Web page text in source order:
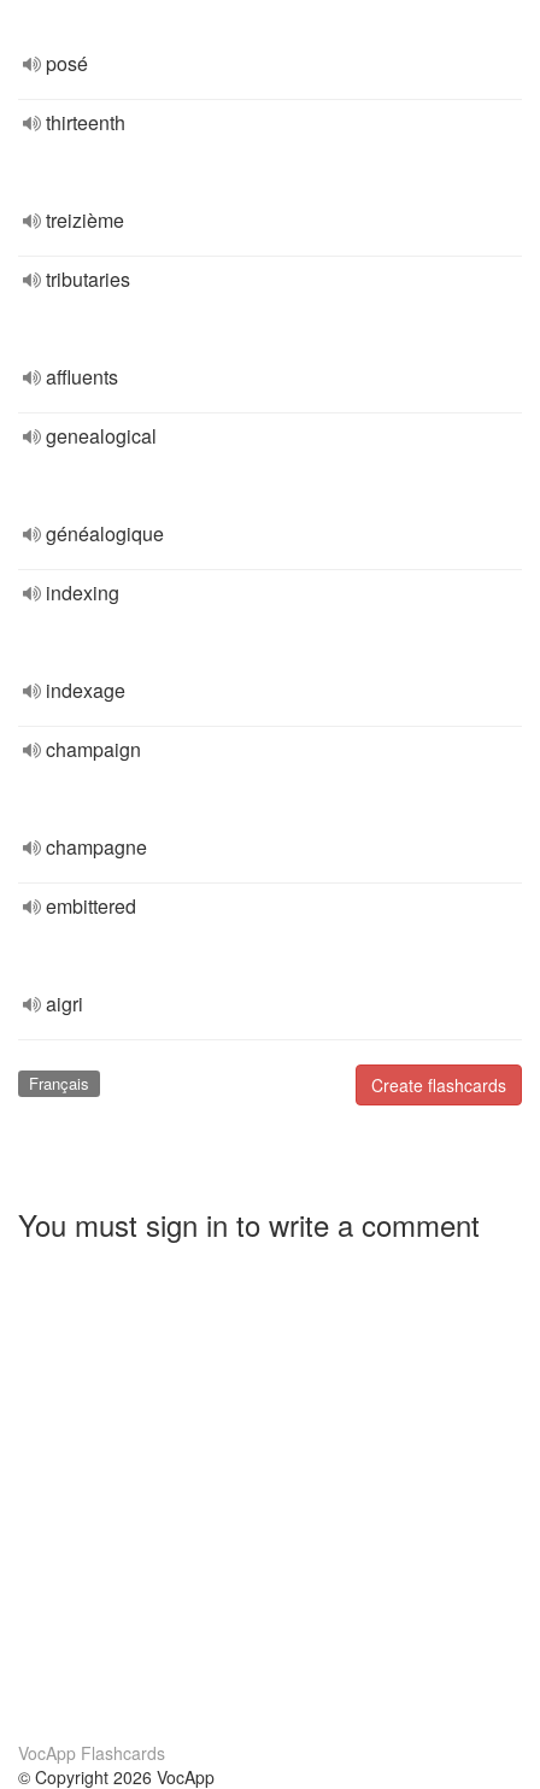
posé
thirteenth
treizième
tributaries
affluents
genealogical
généalogique
indexing
indexage
champaign
champagne
embittered
aigri
Create flashcards
Français
You must sign in to write a comment
VocApp Flashcards
© Copyright 2026 VocApp